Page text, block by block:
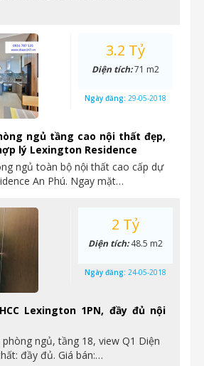
ngủ tầng cao nội thất đẹp,
lý Lexington Residence
ngủ toàn bộ nội thất cao cấp dự
An Phú. Ngay mặt…
3.2 Tỷ
Diện tích:71 m2
Ngày đăng: 29-05-2018
Lexington 1PN, đầy đủ nội
phòng ngủ, tầng 18, view Q1 Diện
đầy đủ. Giá bán:…
2 Tỷ
Diện tích:48.5 m2
Ngày đăng: 24-05-2018